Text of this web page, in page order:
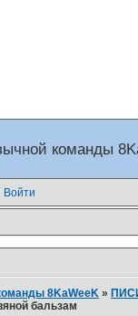
команды
Войти
8KaWeeK »
бальзам